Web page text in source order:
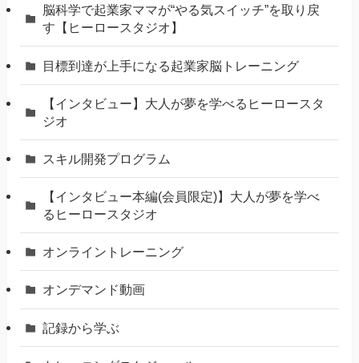
脳科学で起業家ママが“やる気スイッチ”を取り戻
す【ヒーロースタジオ】
⽬標到達が上⼿になる起業家脳トレーニング
【インタビュー】大人が夢を学べるヒーロースタ
ジオ
スキル開発プログラム
【インタビュー本編(会員限定)】大人が夢を学べ
るヒーロースタジオ
オンライントレーニング
オンデマンド動画
記録から学ぶ